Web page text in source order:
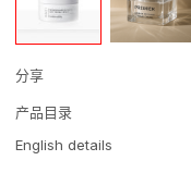
分享
产品目录
English details